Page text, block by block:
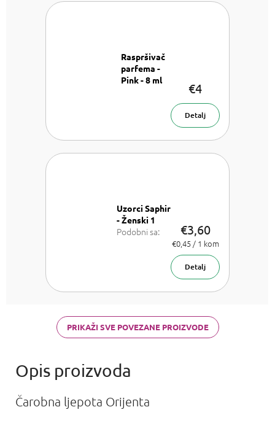
Raspršivač
parfema -
Pink - 8 ml
€4
Detalj
Uzorci Saphir
- Ženski 1
Podobni sa:
Armani Acqua
Mademoiselle
a Carolina
€3,60
Izmjeri
cijenu:
€0,45 / 1 kom
Detalj
PRIKAŽI SVE POVEZANE PROIZVODE
Čarobna ljepota Orijenta